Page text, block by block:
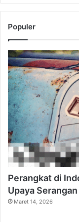
Populer
Perangkat di
Upaya
Maret 14, 2026